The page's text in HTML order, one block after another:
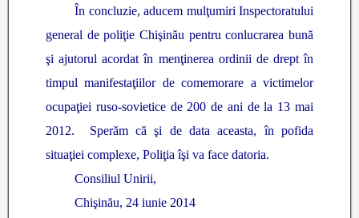
În concluzie, aducem mulţumiri Inspectoratului
general de poliţie Chişinău pentru conlucrarea bună
şi ajutorul acordat în menţinerea ordinii de drept în
timpul manifestaţiilor de comemorare a victimelor
ocupaţiei ruso-sovietice de 200 de ani de la 13 mai
2012. Sperăm că şi de data aceasta, în pofida
situaţiei complexe, Poliţia îşi va face datoria.
Consiliul Unirii,
Chişinău, 24 iunie 2014